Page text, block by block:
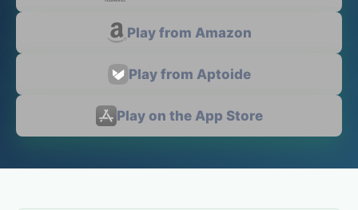
Play from Amazon
Play from Aptoide
Play on the App Store